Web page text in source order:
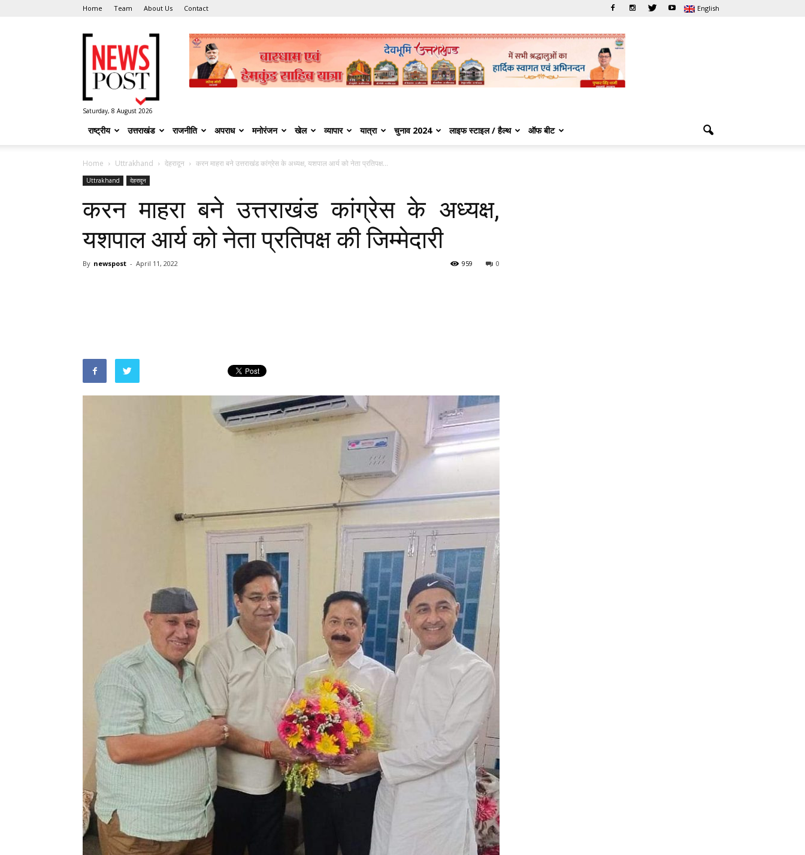
Home Team About Us Contact English
Post
Saturday, 8 August 2026
राष्ट्रीय उत्तराखंड राजनीति अपराध मनोरंजन खेल व्यापार यात्रा चुनाव 2024 लाइफ स्टाइल / हैल्थ ऑफ बीट
Home Uttrakhand देहरादून करन माहरा बने उत्तराखंड कांग्रेस के अध्यक्ष, यशपाल आर्य को नेता प्रतिपक्ष...
Uttrakhand देहरादून
करन माहरा बने उत्तराखंड कांग्रेस के अध्यक्ष,
यशपाल आर्य को नेता प्रतिपक्ष की जिम्मेदारी
By newspost - April 11, 2022 0
959